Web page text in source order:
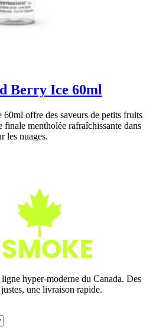
Berry Ice 60ml
offre des saveurs de petits fruits
finale mentholée rafraîchissante dans
les nuages.
hyper-moderne du Canada. Des
une livraison rapide.